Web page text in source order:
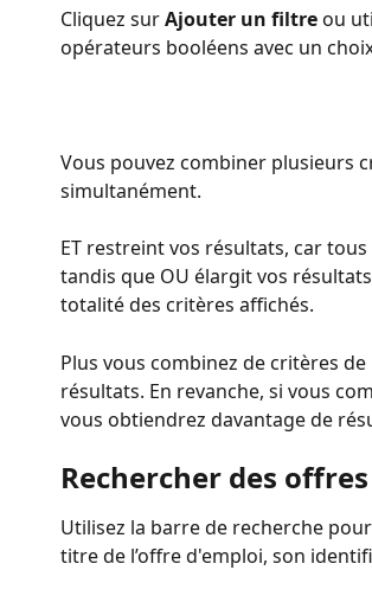
Cliquez sur Ajouter un filtre ou
opérateurs booléens avec un
Vous pouvez combiner plusieurs
simultanément.
ET restreint vos résultats, car
tandis que OU élargit vos
totalité des critères affichés.
Plus vous combinez de critères
résultats. En revanche, si vous
vous obtiendrez davantage de
Rechercher des offres
Utilisez la barre de recherche
titre de l’offre d'emploi, son